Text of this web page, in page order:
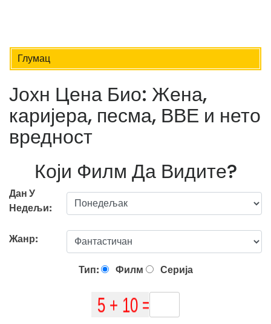
Глумац
Јохн Цена Био: Жена,
каријера, песма, ВВЕ и нето
вредност
Који Филм Да Видите?
Дан У
Недељи:
Жанр:
Тип: Филм Серија